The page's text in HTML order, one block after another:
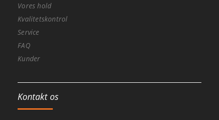
Vores hold
Kvalitetskontrol
Service
FAQ
Kunder
Kontakt os